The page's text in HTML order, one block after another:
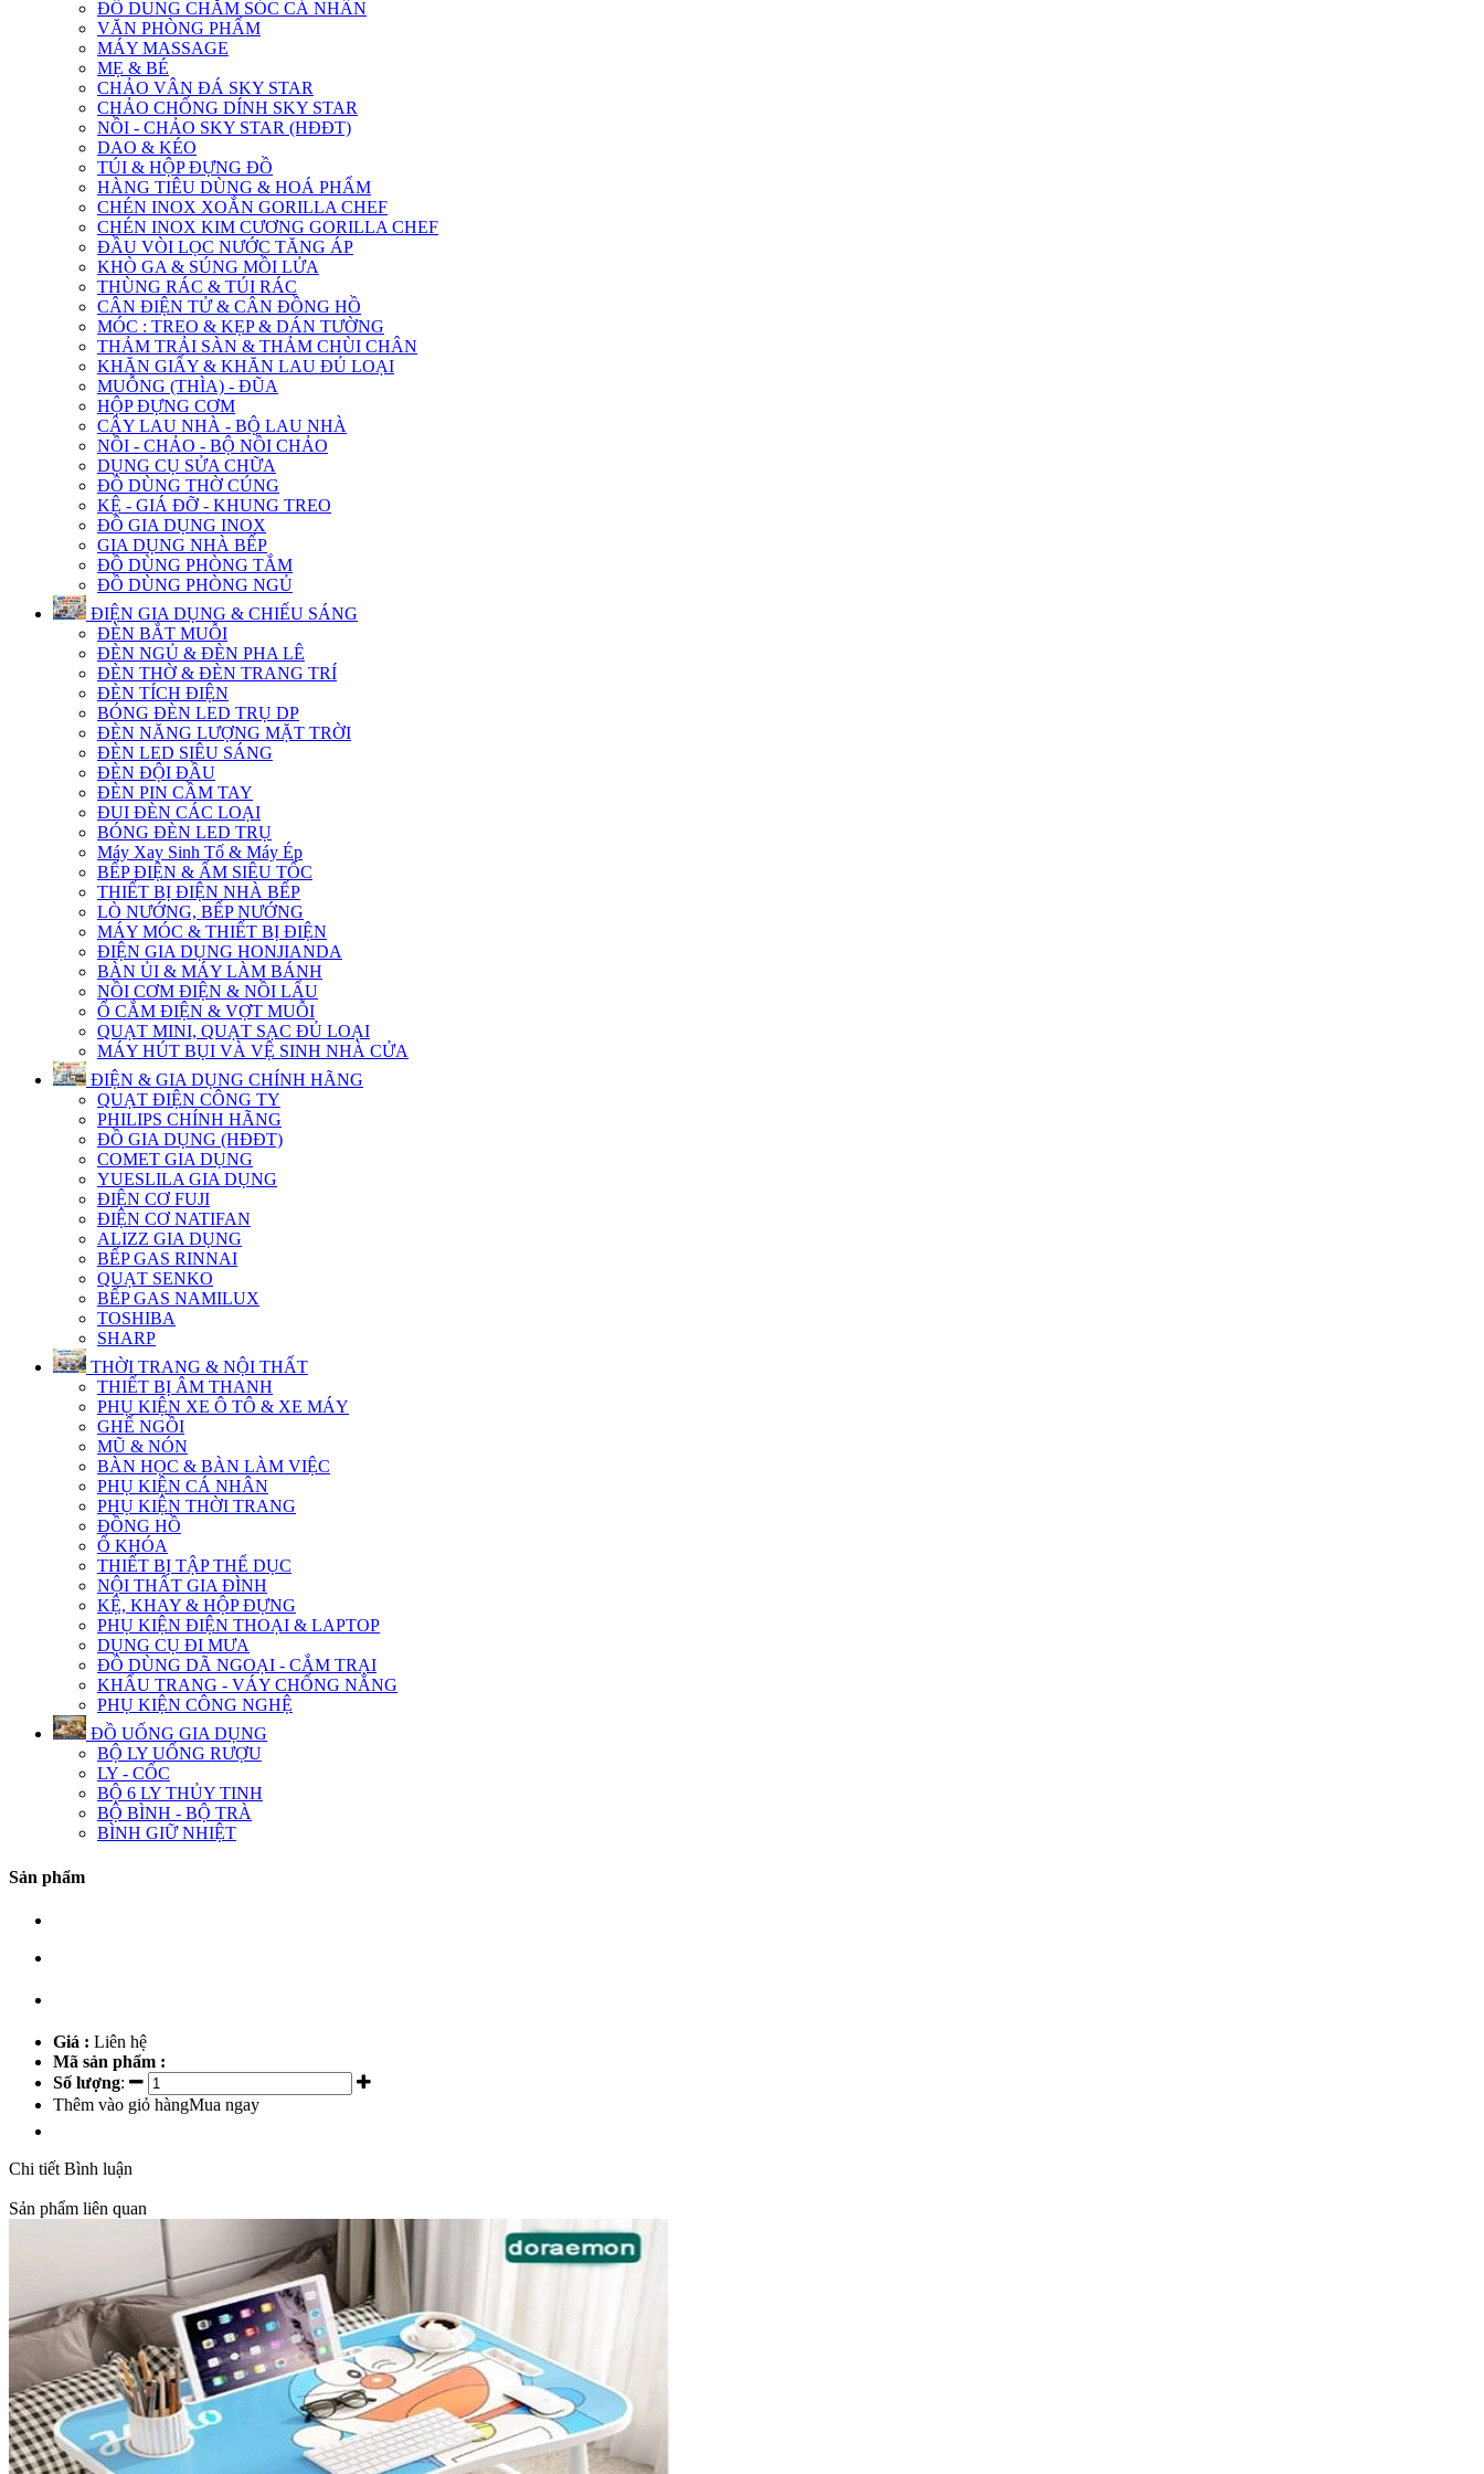
ĐỒ DUNG CHĂM SÓC CÁ NHÂN
VĂN PHÒNG PHẨM
MÁY MASSAGE
MẸ & BÉ
CHẢO VÂN ĐÁ SKY STAR
CHẢO CHỐNG DÍNH SKY STAR
NỒI - CHẢO SKY STAR (HĐĐT)
DAO & KÉO
TÚI & HỘP ĐỰNG ĐỒ
HÀNG TIÊU DÙNG & HOÁ PHẨM
CHÉN INOX XOẮN GORILLA CHEF
CHÉN INOX KIM CƯƠNG GORILLA CHEF
ĐẦU VÒI LỌC NƯỚC TĂNG ÁP
KHÒ GA & SÚNG MỒI LỬA
THÙNG RÁC & TÚI RÁC
CÂN ĐIỆN TỬ & CÂN ĐỒNG HỒ
MÓC : TREO & KẸP & DÁN TƯỜNG
THẢM TRẢI SÀN & THẢM CHÙI CHÂN
KHĂN GIẤY & KHĂN LAU ĐỦ LOẠI
MUỖNG (THÌA) - ĐŨA
HỘP ĐỰNG CƠM
CÂY LAU NHÀ - BỘ LAU NHÀ
NỒI - CHẢO - BỘ NỒI CHẢO
DỤNG CỤ SỬA CHỮA
ĐỒ DÙNG THỜ CÚNG
KỆ - GIÁ ĐỠ - KHUNG TREO
ĐỒ GIA DỤNG INOX
GIA DỤNG NHÀ BẾP
ĐỒ DÙNG PHÒNG TẮM
ĐỒ DÙNG PHÒNG NGỦ
ĐIỆN GIA DỤNG & CHIẾU SÁNG
ĐÈN BẮT MUỖI
ĐÈN NGỦ & ĐÈN PHA LÊ
ĐÈN THỜ & ĐÈN TRANG TRÍ
ĐÈN TÍCH ĐIỆN
BÓNG ĐÈN LED TRỤ DP
ĐÈN NĂNG LƯỢNG MẶT TRỜI
ĐÈN LED SIÊU SÁNG
ĐÈN ĐỘI ĐẦU
ĐÈN PIN CẦM TAY
ĐUI ĐÈN CÁC LOẠI
BÓNG ĐÈN LED TRỤ
Máy Xay Sinh Tố & Máy Ép
BẾP ĐIỆN & ẤM SIÊU TỐC
THIẾT BỊ ĐIỆN NHÀ BẾP
LÒ NƯỚNG, BẾP NƯỚNG
MÁY MÓC & THIẾT BỊ ĐIỆN
ĐIỆN GIA DỤNG HONJIANDA
BÀN ỦI & MÁY LÀM BÁNH
NỒI CƠM ĐIỆN & NỒI LẨU
Ổ CẮM ĐIỆN & VỢT MUỖI
QUẠT MINI, QUẠT SẠC ĐỦ LOẠI
MÁY HÚT BỤI VÀ VỆ SINH NHÀ CỬA
ĐIỆN & GIA DỤNG CHÍNH HÃNG
QUẠT ĐIỆN CÔNG TY
PHILIPS CHÍNH HÃNG
ĐỒ GIA DỤNG (HĐĐT)
COMET GIA DỤNG
YUESLILA GIA DỤNG
ĐIỆN CƠ FUJI
ĐIỆN CƠ NATIFAN
ALIZZ GIA DỤNG
BẾP GAS RINNAI
QUẠT SENKO
BẾP GAS NAMILUX
TOSHIBA
SHARP
THỜI TRANG & NỘI THẤT
THIẾT BỊ ÂM THANH
PHỤ KIỆN XE Ô TÔ & XE MÁY
GHẾ NGỒI
MŨ & NÓN
BÀN HỌC & BÀN LÀM VIỆC
PHỤ KIỆN CÁ NHÂN
PHỤ KIỆN THỜI TRANG
ĐỒNG HỒ
Ổ KHÓA
THIẾT BỊ TẬP THỂ DỤC
NỘI THẤT GIA ĐÌNH
KỆ, KHAY & HỘP ĐỰNG
PHỤ KIỆN ĐIỆN THOẠI & LAPTOP
DỤNG CỤ ĐI MƯA
ĐỒ DÙNG DÃ NGOẠI - CẮM TRẠI
KHẨU TRANG - VÁY CHỐNG NẮNG
PHỤ KIỆN CÔNG NGHỆ
ĐỒ UỐNG GIA DỤNG
BỘ LY UỐNG RƯỢU
LY - CỐC
BỘ 6 LY THỦY TINH
BỘ BÌNH - BỘ TRÀ
BÌNH GIỮ NHIỆT
Sản phẩm
Giá : Liên hệ
Mã sản phẩm :
Số lượng:
Thêm vào giỏ hàngMua ngay
Chi tiết Bình luận
Sản phẩm liên quan